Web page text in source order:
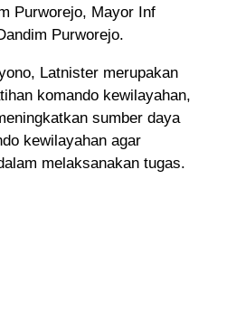
Purworejo, Mayor Inf
Purworejo.
Latnister merupakan
komando kewilayahan,
sumber daya
kewilayahan agar
melaksanakan tugas.